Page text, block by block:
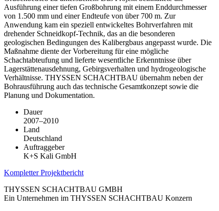
Ausführung einer tiefen Großbohrung mit einem Enddurchmesser
von 1.500 mm und einer Endteufe von über 700 m. Zur
Anwendung kam ein speziell entwickeltes Bohrverfahren mit
drehender Schneidkopf-Technik, das an die besonderen
geologischen Bedingungen des Kalibergbaus angepasst wurde. Die
Maßnahme diente der Vorbereitung für eine mögliche
Schachtabteufung und lieferte wesentliche Erkenntnisse über
Lagerstättenausdehnung, Gebirgsverhalten und hydrogeologische
Verhältnisse. THYSSEN SCHACHTBAU übernahm neben der
Bohrausführung auch das technische Gesamtkonzept sowie die
Planung und Dokumentation.
Dauer
2007–2010
Land
Deutschland
Auftraggeber
K+S Kali GmbH
Kompletter Projektbericht
THYSSEN SCHACHTBAU GMBH
Ein Unternehmen im THYSSEN SCHACHTBAU Konzern